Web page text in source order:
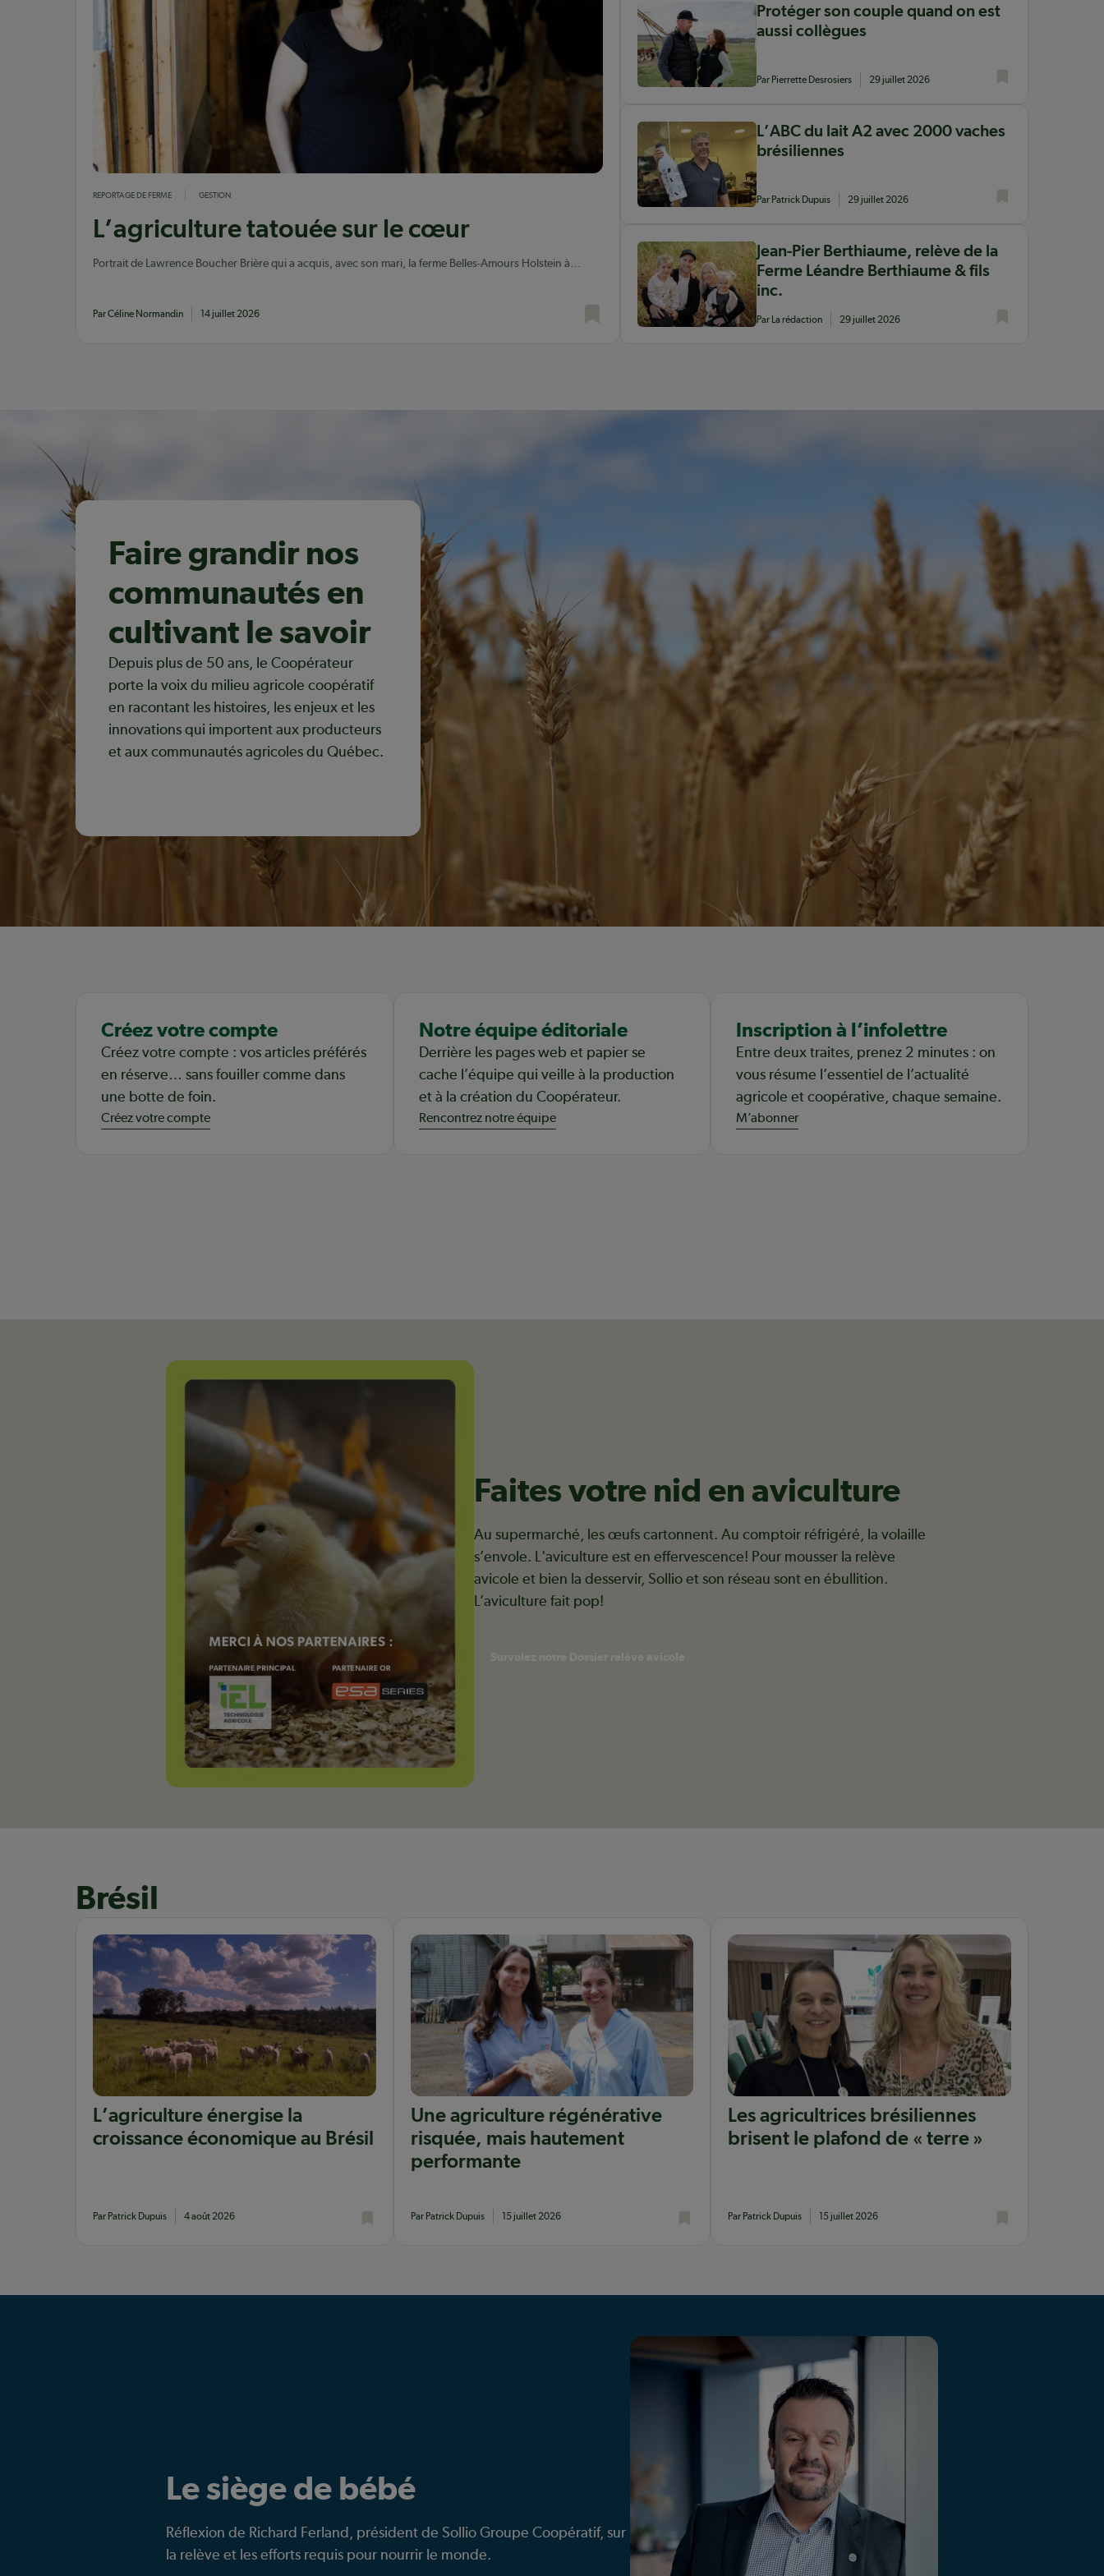
REPORTAGE DE FERME GESTION
L’agriculture tatouée sur le cœur
Portrait de Lawrence Boucher Brière qui a acquis, avec son mari, la ferme Belles-Amours Holstein à
Par Céline Normandin 14 juillet 2026
Protéger son couple quand on est
aussi collègues
Par Pierrette Desrosiers 29 juillet 2026
L’ABC du lait A2 avec 2000 vaches
brésiliennes
Par Patrick Dupuis 29 juillet 2026
Jean-Pier Berthiaume, relève de la
Ferme Léandre Berthiaume & fils
inc.
Par La rédaction 29 juillet 2026
Faire grandir nos
communautés en
cultivant le savoir
Depuis plus de 50 ans, le Coopérateur
porte la voix du milieu agricole coopératif
en racontant les histoires, les enjeux et les
innovations qui importent aux producteurs
et aux communautés agricoles du Québec.
Créez votre compte
Créez votre compte : vos articles préférés
en réserve… sans fouiller comme dans
une botte de foin.
Créez votre compte
Notre équipe éditoriale
Derrière les pages web et papier se
cache l’équipe qui veille à la production
et à la création du Coopérateur.
Rencontrez notre équipe
Inscription à l’infolettre
Entre deux traites, prenez 2 minutes : on
vous résume l’essentiel de l’actualité
agricole et coopérative, chaque semaine.
M’abonner
Faites votre nid en aviculture
Au supermarché, les œufs cartonnent. Au comptoir réfrigéré, la volaille
s’envole. L'aviculture est en effervescence! Pour mousser la relève
avicole et bien la desservir, Sollio et son réseau sont en ébullition.
L’aviculture fait pop!
Survolez notre Dossier relève avicole
Brésil
L’agriculture énergise la
croissance économique au Brésil
Par Patrick Dupuis 4 août 2026
Une agriculture régénérative
risquée, mais hautement
performante
Par Patrick Dupuis 15 juillet 2026
Les agricultrices brésiliennes
brisent le plafond de « terre »
Par Patrick Dupuis 15 juillet 2026
Le siège de bébé
Réflexion de Richard Ferland, président de Sollio Groupe Coopératif, sur
la relève et les efforts requis pour nourrir le monde.